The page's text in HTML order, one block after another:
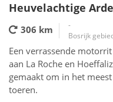
Heuvelachtige
306 km
-
Bosrijk
Een verrassende
aan La Roche en
gemaakt om in het
toeren.